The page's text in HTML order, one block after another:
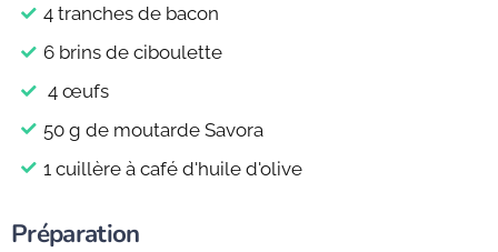
4 tranches de bacon
6 brins de ciboulette
4 œufs
50 g de moutarde Savora
1 cuillère à café d'huile d'olive
Préparation